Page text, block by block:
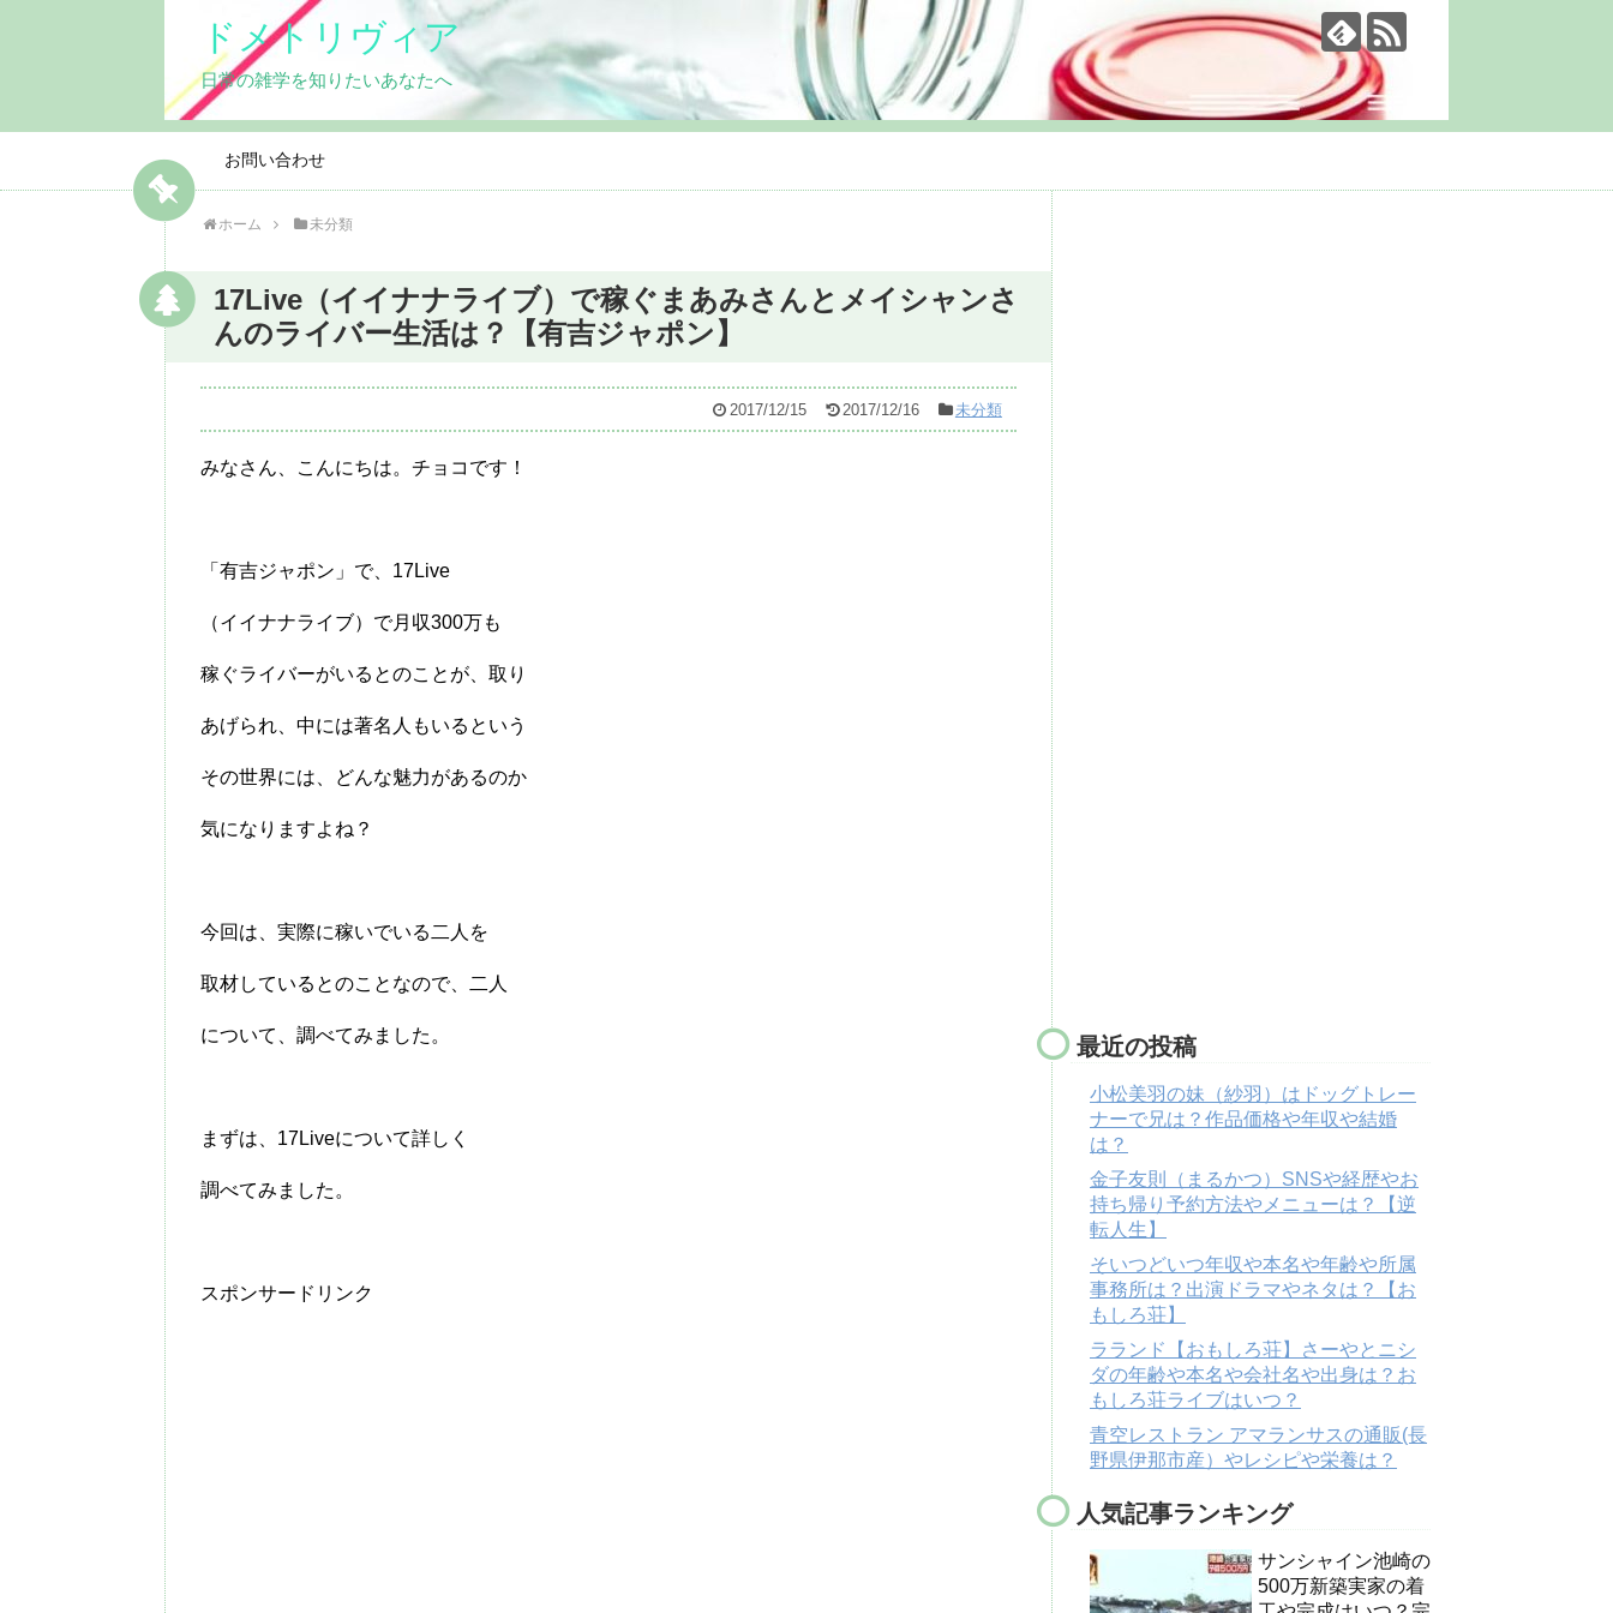
ドメトリヴィア
日常の雑学を知りたいあなたへ
お問い合わせ
ホーム 未分類
17Live（イイナナライブ）で稼ぐまあみさんとメイシャンさ
んのライバー生活は？【有吉ジャポン】
2017/12/15 2017/12/16 未分類
みなさん、こんにちは。チョコです！
「有吉ジャポン」で、17Live
（イイナナライブ）で月収300万も
稼ぐライバーがいるとのことが、取り
あげられ、中には著名人もいるという
その世界には、どんな魅力があるのか
気になりますよね？
今回は、実際に稼いでいる二人を
取材しているとのことなので、二人
について、調べてみました。
まずは、17Liveについて詳しく
調べてみました。
スポンサードリンク
最近の投稿
小松美羽の妹（紗羽）はドッグトレー
ナーで兄は？作品価格や年収や結婚
は？
金子友則（まるかつ）SNSや経歴やお
持ち帰り予約方法やメニューは？【逆
転人生】
そいつどいつ年収や本名や年齢や所属
事務所は？出演ドラマやネタは？【お
もしろ荘】
ラランド【おもしろ荘】さーやとニシ
ダの年齢や本名や会社名や出身は？お
もしろ荘ライブはいつ？
青空レストラン アマランサスの通販(長
野県伊那市産）やレシピや栄養は？
人気記事ランキング
サンシャイン池崎の
500万新築実家の着